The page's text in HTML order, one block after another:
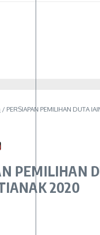
/ PERSIAPAN PEMILIHAN DUTA
PEMILIHAN
2020